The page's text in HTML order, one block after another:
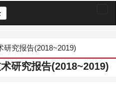
换
研究报告(2018~2019)
研究报告(2018~2019)